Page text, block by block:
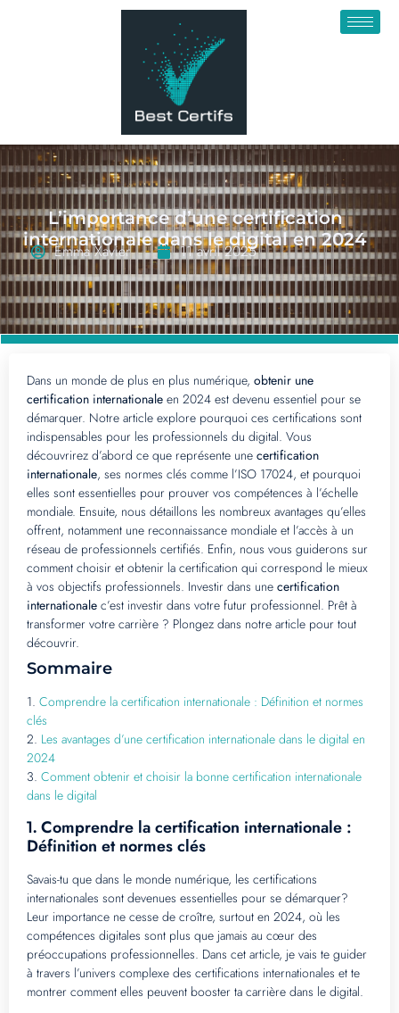
L’importance d’une certification
internationale dans le digital en 2024
Emma Xavier 11 avril 2025
Dans un monde de plus en plus numérique, obtenir une
certification internationale en 2024 est devenu essentiel pour se
démarquer. Notre article explore pourquoi ces certifications sont
indispensables pour les professionnels du digital. Vous
découvrirez d’abord ce que représente une certification
internationale, ses normes clés comme l’ISO 17024, et pourquoi
elles sont essentielles pour prouver vos compétences à l’échelle
mondiale. Ensuite, nous détaillons les nombreux avantages qu’elles
offrent, notamment une reconnaissance mondiale et l’accès à un
réseau de professionnels certifiés. Enfin, nous vous guiderons sur
comment choisir et obtenir la certification qui correspond le mieux
à vos objectifs professionnels. Investir dans une certification
internationale c’est investir dans votre futur professionnel. Prêt à
transformer votre carrière ? Plongez dans notre article pour tout
découvrir.
Sommaire
1. Comprendre la certification internationale : Définition et normes
clés
2. Les avantages d’une certification internationale dans le digital en
2024
3. Comment obtenir et choisir la bonne certification internationale
dans le digital
1. Comprendre la certification internationale :
Définition et normes clés
Savais-tu que dans le monde numérique, les certifications
internationales sont devenues essentielles pour se démarquer?
Leur importance ne cesse de croître, surtout en 2024, où les
compétences digitales sont plus que jamais au cœur des
préoccupations professionnelles. Dans cet article, je vais te guider
à travers l’univers complexe des certifications internationales et te
montrer comment elles peuvent booster ta carrière dans le digital.